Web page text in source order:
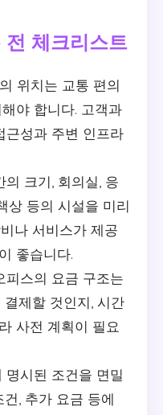
체크리스트
위치는 교통 편의
야 합니다. 고객과
근성과 주변 인프라
의 크기, 회의실, 응
상 등의 시설을 미리
나 서비스가 제공
좋습니다.
피스의 요금 구조는
제할 것인지, 시간
사전 계획이 필요
명시된 조건을 면밀
, 추가 요금 등에